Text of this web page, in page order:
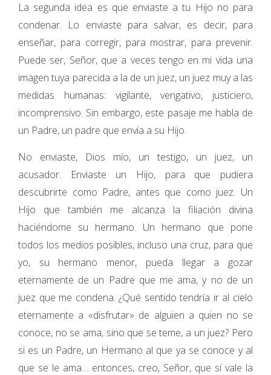
La segunda idea es que enviaste a tu Hijo no para
condenar. Lo enviaste para salvar, es decir, para
enseñar, para corregir, para mostrar, para prevenir.
Puede ser, Señor, que a veces tengo en mi vida una
imagen tuya parecida a la de un juez, un juez muy a las
medidas humanas: vigilante, vengativo, justiciero,
incomprensivo. Sin embargo, este pasaje me habla de
un Padre, un padre que envía a su Hijo.
No enviaste, Dios mío, un testigo, un juez, un
acusador. Enviaste un Hijo, para que pudiera
descubrirte como Padre, antes que como juez. Un
Hijo que también me alcanza la filiación divina
haciéndome su hermano. Un hermano que pone
todos los medios posibles, incluso una cruz, para que
yo, su hermano menor, pueda llegar a gozar
eternamente de un Padre que me ama, y no de un
juez que me condena. ¿Qué sentido tendría ir al cielo
eternamente a «disfrutar» de alguien a quien no se
conoce, no se ama, sino que se teme, a un juez? Pero
si es un Padre, un Hermano al que ya se conoce y al
que se le ama… entonces, creo, Señor, que sí vale la